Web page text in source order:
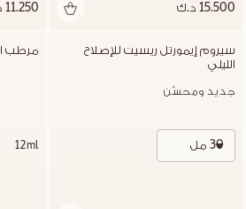
15.500 د.ك 11.250 د.ك
الليلي
جديد ومحسّن
30 مل
مرطب
12ml